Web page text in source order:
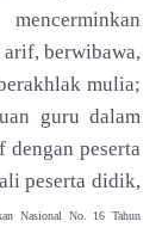
berwibawa,
mulia;
guru dalam
peserta
peserta didik,
Nasional No. 16 Tahun